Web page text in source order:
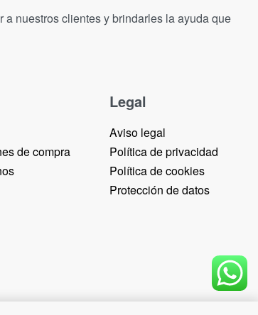
nuestros clientes y brindarles la ayuda que
de compra
Legal
Aviso legal
Política de privacidad
Política de cookies
Protección de datos